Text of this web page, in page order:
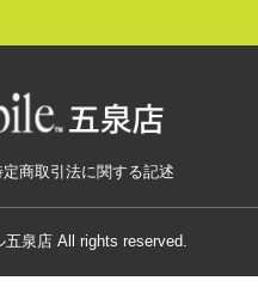
定商取引法に関する記述
泉店 All rights reserved.